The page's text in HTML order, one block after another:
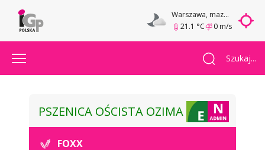
Warszawa, mazowieckie
21.1 °C
0 m/s
Szukaj...
PSZENICA OŚCISTA OZIMA
FOXX